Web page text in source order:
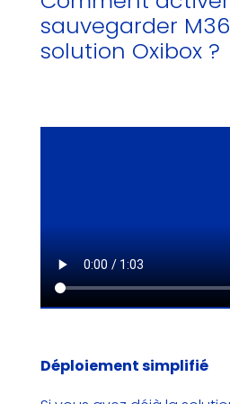
sauvegarder
solution Oxibox ?
Déploiement simplifié